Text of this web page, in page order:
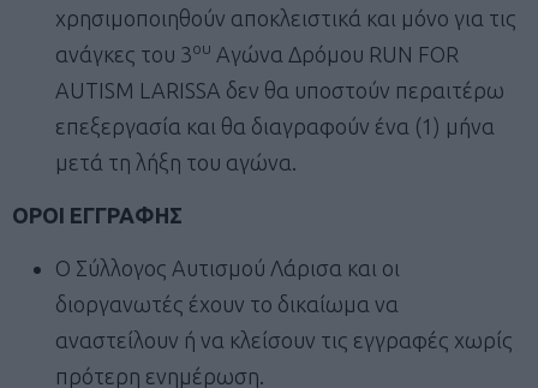
χρησιμοποιηθούν αποκλειστικά και μόνο για τις
ανάγκες του 3ου Αγώνα Δρόμου RUN FOR
AUTISM LARISSA δεν θα υποστούν περαιτέρω
επεξεργασία και θα διαγραφούν ένα (1) μήνα
μετά τη λήξη του αγώνα.
ΟΡΟΙ ΕΓΓΡΑΦΗΣ
Ο Σύλλογος Αυτισμού Λάρισα και οι
διοργανωτές έχουν το δικαίωμα να
αναστείλουν ή να κλείσουν τις εγγραφές χωρίς
πρότερη ενημέρωση.